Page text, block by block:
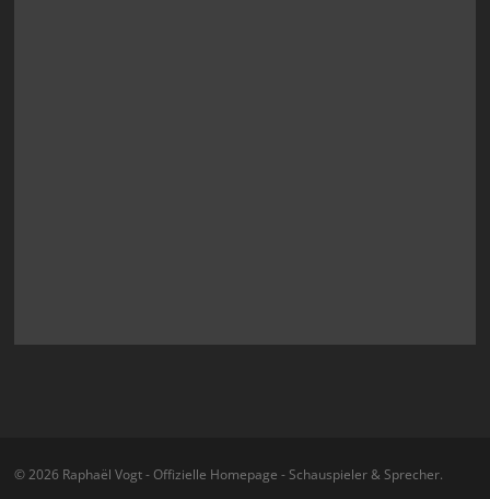
© 2026 Raphaël Vogt - Offizielle Homepage - Schauspieler & Sprecher.